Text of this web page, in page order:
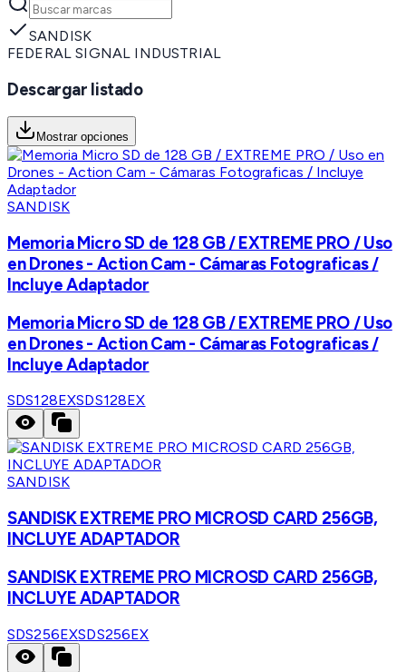
SANDISK
FEDERAL SIGNAL INDUSTRIAL
Descargar listado
Mostrar opciones
SANDISK
Memoria Micro SD de 128 GB / EXTREME PRO / Uso
en Drones - Action Cam - Cámaras Fotograficas /
Incluye Adaptador
Memoria Micro SD de 128 GB / EXTREME PRO / Uso
en Drones - Action Cam - Cámaras Fotograficas /
Incluye Adaptador
SDS128EXSDS128EX
SANDISK
SANDISK EXTREME PRO MICROSD CARD 256GB,
INCLUYE ADAPTADOR
SANDISK EXTREME PRO MICROSD CARD 256GB,
INCLUYE ADAPTADOR
SDS256EXSDS256EX